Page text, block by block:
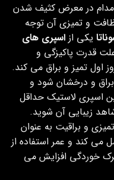
مدام در معرض کثیف شدن
و تمیزی آن توجه
یکی از اسپری های
قدرت پاکیزگی و
اول تمیز و براق می کند.
و درخشان شود و
اسپری لاستیک حداقل
و براقیت به عنوان
می کند و عمر استفاده از
خوردگی افزایش می